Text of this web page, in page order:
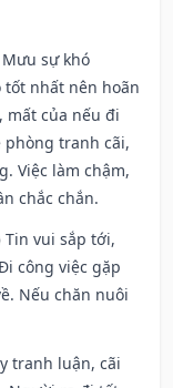
Mưu sự khó
tốt nhất nên hoãn
mất của nếu đi
tranh cãi,
Việc làm chậm,
chắc chắn.
Tin vui sắp tới,
công việc gặp
Nếu chăn nuôi
tranh luận, cãi